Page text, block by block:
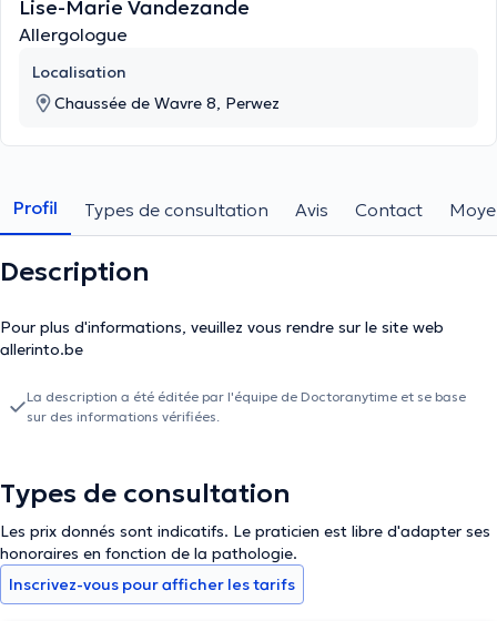
Lise-Marie Vandezande
Allergologue
Localisation
Chaussée de Wavre 8, Perwez
Profil Types de consultation Avis Contact
Description
Pour plus d'informations, veuillez vous rendre sur le site web
allerinto.be
La description a été éditée par l'équipe de Doctoranytime et se base
sur des informations vérifiées.
Types de consultation
Les prix donnés sont indicatifs. Le praticien est libre d'adapter ses
honoraires en fonction de la pathologie.
Inscrivez-vous pour afficher les tarifs